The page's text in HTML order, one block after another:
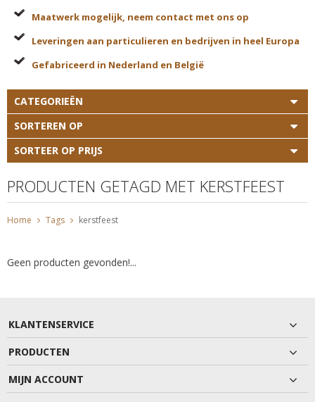
Maatwerk mogelijk, neem contact met ons op
Leveringen aan particulieren en bedrijven in heel Europa
Gefabriceerd in Nederland en België
CATEGORIEËN
SORTEREN OP
SORTEER OP PRIJS
PRODUCTEN GETAGD MET KERSTFEEST
Home Tags kerstfeest
Geen producten gevonden!...
KLANTENSERVICE
PRODUCTEN
MIJN ACCOUNT